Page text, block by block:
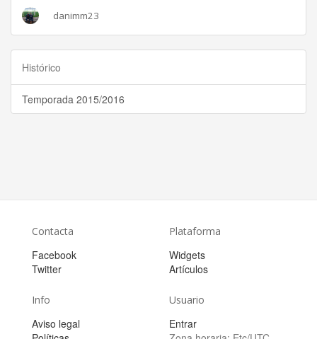
danimm23
Histórico
Temporada 2015/2016
Contacta
Facebook
Twitter
Plataforma
Widgets
Artículos
Info
Aviso legal
Usuario
Entrar